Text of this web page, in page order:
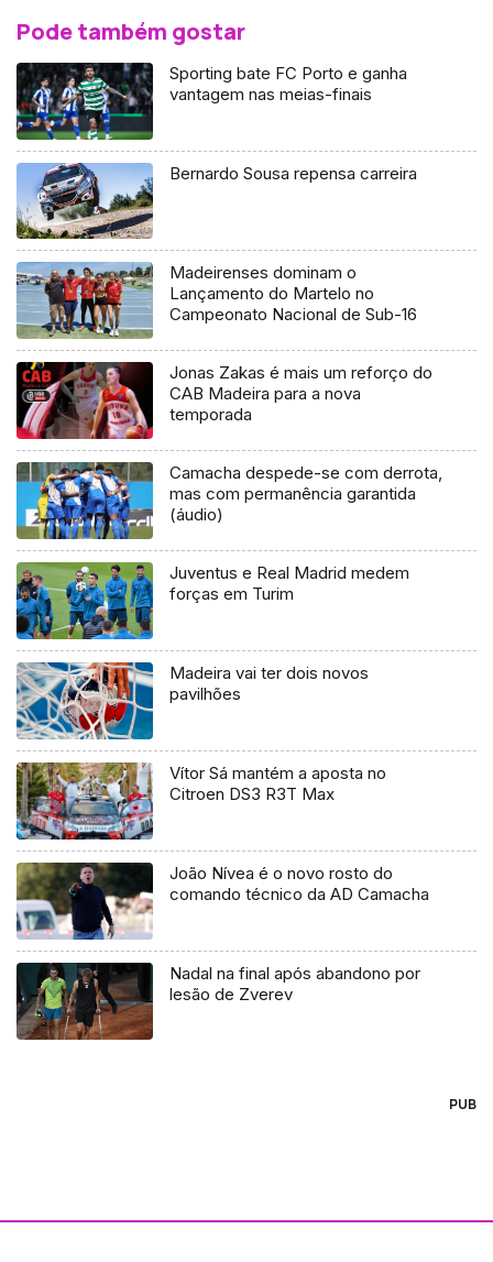
Pode também gostar
Sporting bate FC Porto e ganha
vantagem nas meias-finais
Bernardo Sousa repensa carreira
Madeirenses dominam o
Lançamento do Martelo no
Campeonato Nacional de Sub-16
Jonas Zakas é mais um reforço do
CAB Madeira para a nova
temporada
Camacha despede-se com derrota,
mas com permanência garantida
(áudio)
Juventus e Real Madrid medem
forças em Turim
Madeira vai ter dois novos
pavilhões
Vítor Sá mantém a aposta no
Citroen DS3 R3T Max
João Nívea é o novo rosto do
comando técnico da AD Camacha
Nadal na final após abandono por
lesão de Zverev
PUB